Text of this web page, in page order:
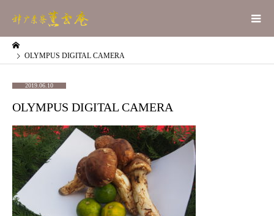
OLYMPUS DIGITAL CAMERA
2019.06.10
OLYMPUS DIGITAL CAMERA